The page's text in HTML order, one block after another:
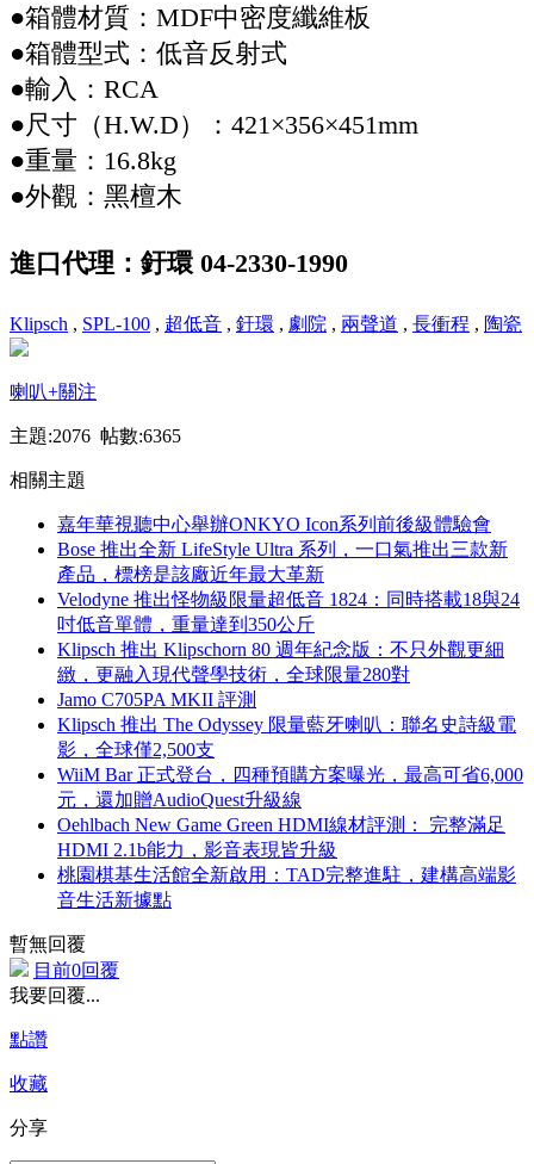
●箱體材質：MDF中密度纖維板
●箱體型式：低音反射式
●輸入：RCA
●尺寸（H.W.D）：421×356×451mm
●重量：16.8kg
●外觀：黑檀木
進口代理：釪環 04-2330-1990
Klipsch , SPL-100 , 超低音 , 釪環 , 劇院 , 兩聲道 , 長衝程 , 陶瓷
喇叭+關注
主題:2076 帖數:6365
相關主題
嘉年華視聽中心舉辦ONKYO Icon系列前後級體驗會
Bose 推出全新 LifeStyle Ultra 系列，一口氣推出三款新
產品，標榜是該廠近年最大革新
Velodyne 推出怪物級限量超低音 1824：同時搭載18與24
吋低音單體，重量達到350公斤
Klipsch 推出 Klipschorn 80 週年紀念版：不只外觀更細
緻，更融入現代聲學技術，全球限量280對
Jamo C705PA MKII 評測
Klipsch 推出 The Odyssey 限量藍牙喇叭：聯名史詩級電
影，全球僅2,500支
WiiM Bar 正式登台，四種預購方案曝光，最高可省6,000
元，還加贈AudioQuest升級線
Oehlbach New Game Green HDMI線材評測： 完整滿足
HDMI 2.1b能力，影音表現皆升級
桃園棋基生活館全新啟用：TAD完整進駐，建構高端影
音生活新據點
暫無回覆
目前0回覆
我要回覆...
點讚
收藏
分享